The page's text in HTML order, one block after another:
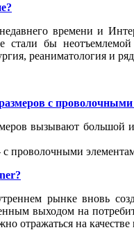
времени и
стали бы
реаниматология и
с
вызывают
проволочными
рынке вновь
выходом на
отражаться на